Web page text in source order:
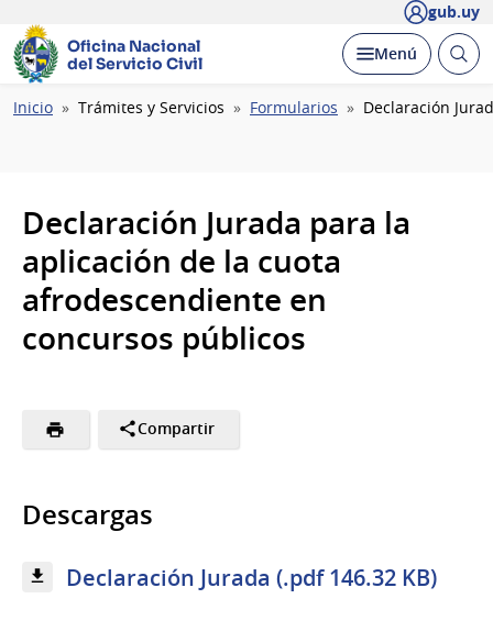
gub.uy
Oficina Nacional
del Servicio Civil
Desplegar
Menú Abrir
Ruta
Inicio Trámites y Servicios Formularios Declaración
Declaración Jurada para la
aplicación de la cuota
afrodescendiente en
concursos públicos
Compartir
Descargas
Declaración Jurada (.pdf 146.32 KB)